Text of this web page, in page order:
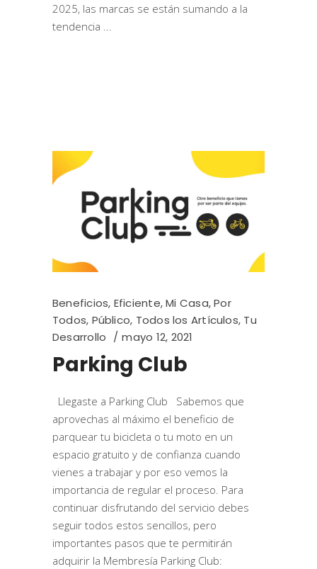
2025, las marcas se están sumando a la
tendencia
Beneficios, Eficiente,Mi Casa,Por
Todos, Público, Todos los Artículos, Tu
Desarrollo
mayo 12, 2021
Parking Club
Llegaste a Parking Club Sabemos que
aprovechas al máximo el beneficio de
parquear tu bicicleta o tu moto en un
espacio gratuito y de confianza cuando
vienes a trabajar y por eso vemos la
importancia de regular el proceso. Para
continuar disfrutando del servicio debes
seguir todos estos sencillos, pero
importantes pasos que te permitirán
adquirir la Membresía Parking Club: